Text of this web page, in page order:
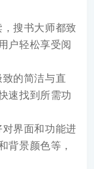
搜书大师都致
户轻松享受阅
的简洁与直
速找到所需功
界面和功能进
背景颜色等，